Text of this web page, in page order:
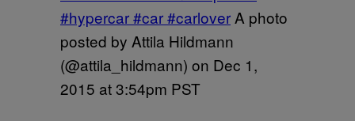
#hypercar #car #carlover A photo
posted by Attila Hildmann
(@attila_hildmann) on Dec 1,
2015 at 3:54pm PST